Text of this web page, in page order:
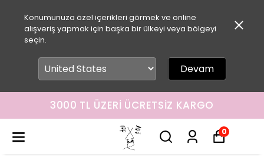
Konumunuza özel içerikleri görmek ve online
alışveriş yapmak için başka bir ülkeyi veya bölgeyi
seçin.
Devam
3000 TL ÜZERI ÜCRETSIZ KARGO
0